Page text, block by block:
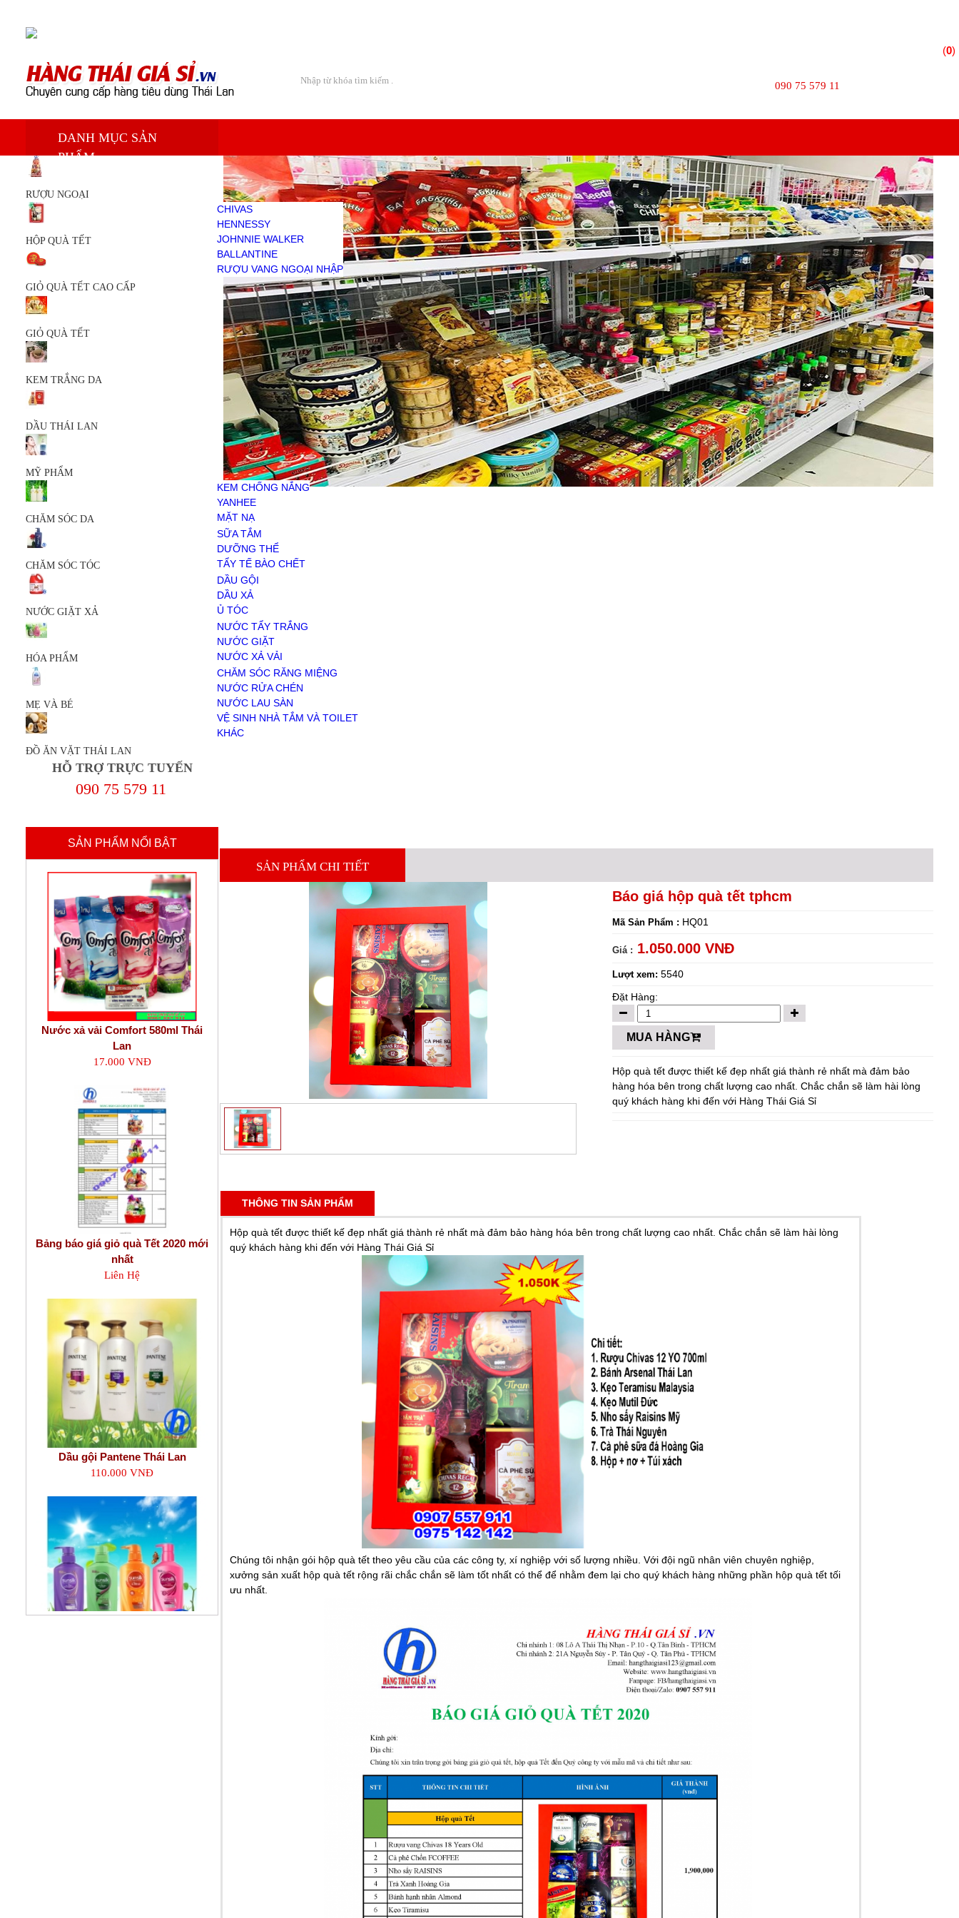
(0)
090 75 579 11
Sản phẩm
RƯỢU NGOẠI
CHIVAS
JOHNNIE WALKER
BALLANTINE
HỘP QUÀ TẾT
GIỎ QUÀ TẾT CAO CẤP
KEM TRẮNG DA
DẦU THÁI LAN
KEM CHỐNG NẮNG
YANHEE
MẶT NẠ
SERUM
SỮA RỬA MẶT
CHĂM SÓC DA
SỮA TẮM
DƯỠNG THỂ
TẨY TẾ BÀO CHẾT
CHĂM SÓC TÓC
DẦU GỘI
DẦU XẢ
Ủ TÓC
NƯỚC GIẶT XẢ
NƯỚC TẨY TRẮNG
NƯỚC GIẶT
NƯỚC XẢ VẢI
BỘT GIẶT
HÓA PHẨM
CHĂM SÓC RĂNG MIỆNG
NƯỚC RỬA CHÉN
NƯỚC LAU SÀN
VỆ SINH NHÀ TẮM VÀ TOILET
MẸ VÀ BÉ
ĐỒ ĂN VẶT THÁI LAN
Chính sách mua hàng
Chính sách thanh toán
Thanh Toán
DANH MỤC SẢN
PHẨM
RƯỢU NGOẠI
CHIVAS
HENNESSY
JOHNNIE WALKER
BALLANTINE
RƯỢU VANG NGOẠI NHẬP
HỘP QUÀ TẾT
GIỎ QUÀ TẾT CAO CẤP
GIỎ QUÀ TẾT
KEM TRẮNG DA
DẦU THÁI LAN
MỸ PHẨM
KEM CHỐNG NẮNG
YANHEE
MẶT NẠ
SERUM
SỮA RỬA MẶT
SẢN PHẨM KHÁC
CHĂM SÓC DA
SỮA TẮM
DƯỠNG THỂ
TẨY TẾ BÀO CHẾT
CHĂM SÓC TÓC
DẦU GỘI
DẦU XẢ
Ủ TÓC
NƯỚC GIẶT XẢ
NƯỚC TẨY TRẮNG
NƯỚC GIẶT
NƯỚC XẢ VẢI
BỘT GIẶT
HÓA PHẨM
CHĂM SÓC RĂNG MIỆNG
NƯỚC RỬA CHÉN
NƯỚC LAU SÀN
VỆ SINH NHÀ TẮM VÀ TOILET
KHÁC
MẸ VÀ BÉ
ĐỒ ĂN VẶT THÁI LAN
HỖ TRỢ TRỰC TUYẾN
090 75 579 11
SẢN PHẨM NỔI BẬT
Nước xả vải Comfort 580ml Thái
Lan
17.000 VNĐ
Bảng báo giá giỏ quà Tết 2020 mới
nhất
Liên Hệ
Dầu gội Pantene Thái Lan
110.000 VNĐ
SẢN PHẨM CHI TIẾT
Báo giá hộp quà tết tphcm
Mã Sản Phẩm : HQ01
Giá : 1.050.000 VNĐ
Lượt xem: 5540
Đặt Hàng:
MUA HÀNG
Hộp quà tết được thiết kế đẹp nhất giá thành rẻ nhất mà đảm bảo
hàng hóa bên trong chất lượng cao nhất. Chắc chắn sẽ làm hài lòng
quý khách hàng khi đến với Hàng Thái Giá Sỉ
THÔNG TIN SẢN PHẨM
Hộp quà tết được thiết kế đẹp nhất giá thành rẻ nhất mà đảm bảo hàng hóa bên trong chất lượng cao nhất. Chắc chắn sẽ làm hài lòng
quý khách hàng khi đến với Hàng Thái Giá Sỉ
Chúng tôi nhận gói hộp quà tết theo yêu cầu của các công ty, xí nghiệp với số lượng nhiều. Với đội ngũ nhân viên chuyên nghiệp,
xưởng sản xuất hộp quà tết rộng rãi chắc chắn sẽ làm tốt nhất có thể để nhằm đem lại cho quý khách hàng những phần hộp quà tết tối
ưu nhất.